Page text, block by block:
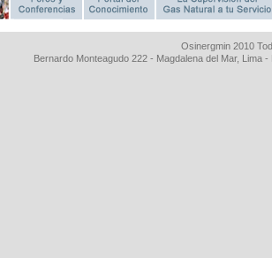
Osinergmin 2010
Bernardo Monteagudo 222 - Magdalena del Mar, Lima